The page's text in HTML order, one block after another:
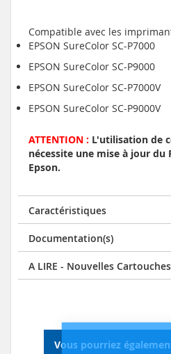
Compatible avec les
EPSON SureColor SC-P7000
EPSON SureColor SC-P9000
EPSON SureColor SC-P7000V
EPSON SureColor SC-P9000V
ATTENTION : L'utilisation de
nécessite une mise à jour
Epson.
Caractéristiques
Documentation(s)
A LIRE - Nouvelles Cartouches
Vous pourriez